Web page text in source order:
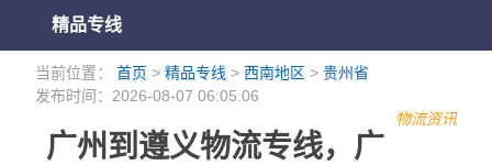
精品专线
当前位置：首页 >精品专线 >西南地区 >贵州省
发布时间：2026-08-07 06:05:06
物流资讯
广州到遵义物流专线，广